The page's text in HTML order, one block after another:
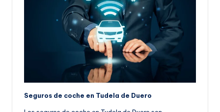
Seguros de coche en Tudela de Duero